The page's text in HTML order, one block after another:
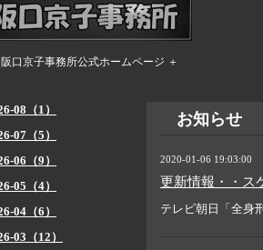
阪口京子事務所公式ホームページ ＋
お知らせ
2020-01-06 19:03:00
更新情報・・ス
テレビ朝日「全身
08（1）
07（5）
06（9）
05（4）
04（6）
03（12）